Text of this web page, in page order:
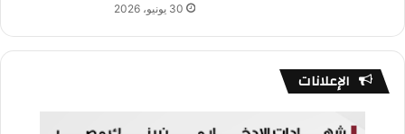
30 يونيو، 2026
الإعلانات